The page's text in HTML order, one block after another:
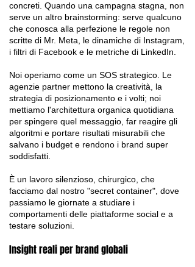
concreti. Quando una campagna stagna, non
serve un altro brainstorming: serve qualcuno
che conosca alla perfezione le regole non
scritte di Mr. Meta, le dinamiche di Instagram,
i filtri di Facebook e le metriche di LinkedIn.
Noi operiamo come un SOS strategico. Le
agenzie partner mettono la creatività, la
strategia di posizionamento e i volti; noi
mettiamo l'architettura organica quotidiana
per spingere quel messaggio, far reagire gli
algoritmi e portare risultati misurabili che
salvano i budget e rendono i brand super
soddisfatti.
È un lavoro silenzioso, chirurgico, che
facciamo dal nostro "secret container", dove
passiamo le giornate a studiare i
comportamenti delle piattaforme social e a
testare soluzioni.
Insight reali per brand globali